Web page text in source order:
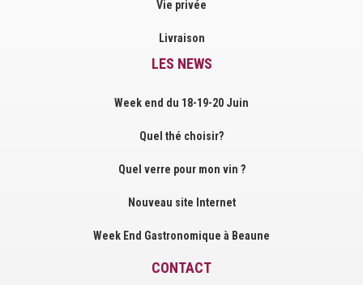
Vie privée
Livraison
LES NEWS
Week end du 18-19-20 Juin
Quel thé choisir?
Quel verre pour mon vin ?
Nouveau site Internet
Week End Gastronomique à Beaune
CONTACT